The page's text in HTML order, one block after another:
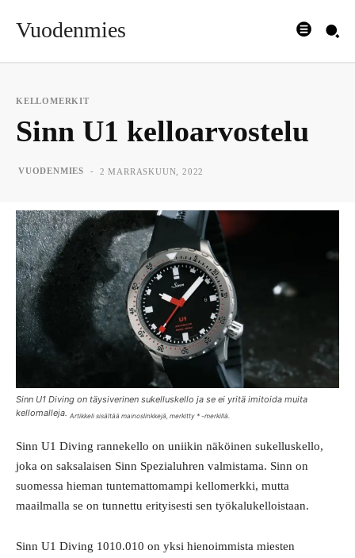
Vuodenmies
KELLOMERKIT
Sinn U1 kelloarvostelu
VUODENMIES - 2 MARRASKUUN, 2022
Sinn U1 Diving on täysiverinen sukelluskello ja se ei yritä imitoida muita
kellomalleja. Artikkeli sisältää mainoslinkkejä, merkitty * -merkillä.
Sinn U1 Diving rannekello on uniikin näköinen sukelluskello,
joka on saksalaisen Sinn Spezialuhren valmistama. Sinn on
suomessa hieman tuntemattomampi kellomerkki, mutta
maailmalla se on tunnettu erityisesti sen työkalukelloistaan.
Sinn U1 Diving 1010.010 on yksi hienoimmista miesten